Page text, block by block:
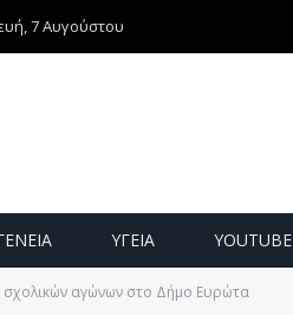
7 Αυγούστου
ΥΓΕΙΑ YOUTUBE
σχολικών αγώνων στο Δήμο Ευρώτα